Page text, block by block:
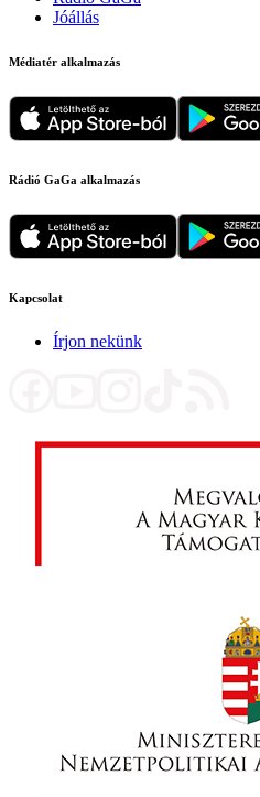
Jóállás
Médiatér alkalmazás
Rádió GaGa alkalmazás
Kapcsolat
Írjon nekünk